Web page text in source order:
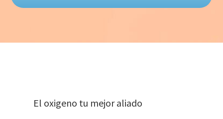
El oxigeno tu mejor aliado